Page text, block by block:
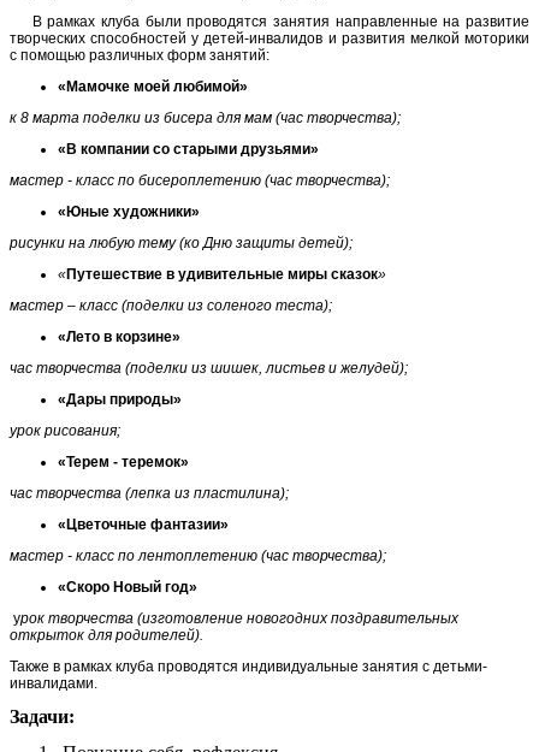
В рамках клуба были проводятся занятия направленные на развитие
творческих способностей у детей-инвалидов и развития мелкой моторики
с помощью различных форм занятий:
«Мамочке моей любимой»
к 8 марта поделки из бисера для мам (час творчества);
«В компании со старыми друзьями»
мастер - класс по бисероплетению (час творчества);
«Юные художники»
рисунки на любую тему (ко Дню защиты детей);
«Путешествие в удивительные миры сказок»
мастер – класс (поделки из соленого теста);
«Лето в корзине»
час творчества (поделки из шишек, листьев и желудей);
«Дары природы»
урок рисования;
«Терем - теремок»
час творчества (лепка из пластилина);
«Цветочные фантазии»
мастер - класс по лентоплетению (час творчества);
«Скоро Новый год»
урок творчества (изготовление новогодних поздравительных
открыток для родителей).
Также в рамках клуба проводятся индивидуальные занятия с детьми-
инвалидами.
Задачи: